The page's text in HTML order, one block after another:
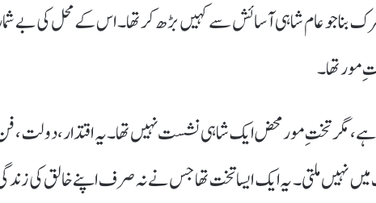
بنا جو عام شاہی آسائش سے کہیں بڑھ کر تھا۔ اس کے محل کی بے
مور تھا۔
ہے، مگر تختِ مور محض ایک شاہی نشست نہیں تھا۔ یہ اقتدار، دولت،
میں نہیں ملتی۔ یہ ایک ایسا تخت تھا جس نے نہ صرف اپنے خالق کی